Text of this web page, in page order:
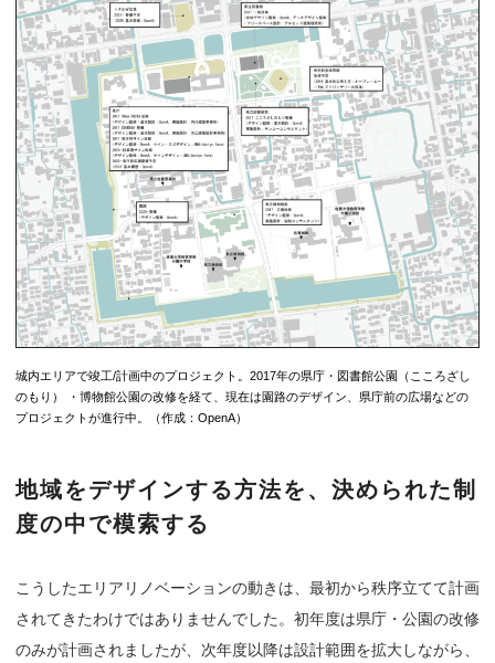
城内エリアで竣工/計画中のプロジェクト。2017年の県庁・図書館公園（こころざし
のもり） ・博物館公園の改修を経て、現在は園路のデザイン、県庁前の広場などの
プロジェクトが進行中。（作成：OpenA）
地域をデザインする方法を、決められた制
度の中で模索する
こうしたエリアリノベーションの動きは、最初から秩序立てて計画
されてきたわけではありませんでした。初年度は県庁・公園の改修
のみが計画されましたが、次年度以降は設計範囲を拡大しながら、